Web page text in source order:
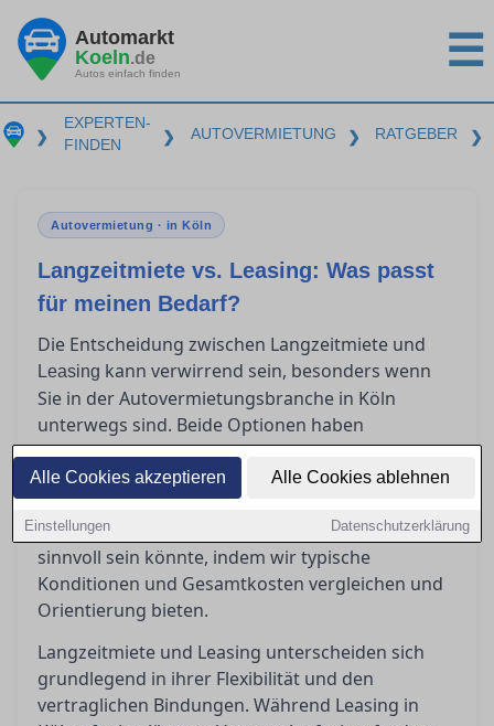
Alle Cookies akzeptieren Alle Cookies ablehnen
Einstellungen Datenschutzerklärung
Automarkt
Koeln.de
Autos einfach finden ☰
❯
EXPERTEN-
FINDEN
❯ AUTOVERMIETUNG ❯ RATGEBER ❯
Autovermietung · in Köln
Langzeitmiete vs. Leasing: Was passt
für meinen Bedarf?
Die Entscheidung zwischen Langzeitmiete und
Leasing kann verwirrend sein, besonders wenn
Sie in der Autovermietungsbranche in Köln
unterwegs sind. Beide Optionen haben
spezifische Vorteile und unterschiedliche
Kostenstrukturen, die je nach individueller
Nutzung und Bedarf variieren können. In diesem
Artikel beleuchten wir, welche Option für Sie
sinnvoll sein könnte, indem wir typische
Konditionen und Gesamtkosten vergleichen und
Orientierung bieten.
Langzeitmiete und Leasing unterscheiden sich
grundlegend in ihrer Flexibilität und den
vertraglichen Bindungen. Während Leasing in